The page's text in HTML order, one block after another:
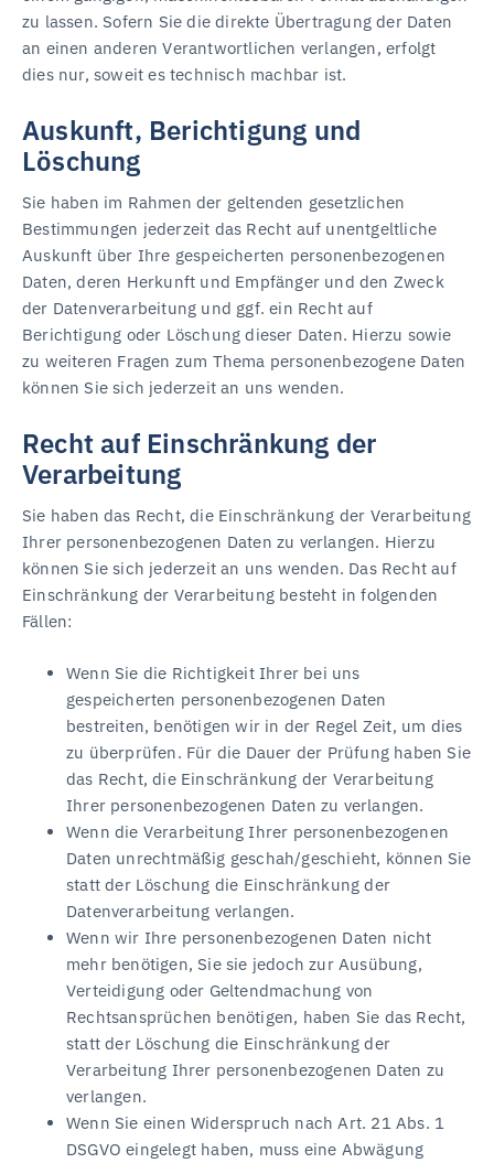
zu lassen. Sofern Sie die direkte Übertragung der Daten
an einen anderen Verantwortlichen verlangen, erfolgt
dies nur, soweit es technisch machbar ist.
Auskunft, Berichtigung und
Löschung
Sie haben im Rahmen der geltenden gesetzlichen
Bestimmungen jederzeit das Recht auf unentgeltliche
Auskunft über Ihre gespeicherten personenbezogenen
Daten, deren Herkunft und Empfänger und den Zweck
der Datenverarbeitung und ggf. ein Recht auf
Berichtigung oder Löschung dieser Daten. Hierzu sowie
zu weiteren Fragen zum Thema personenbezogene Daten
können Sie sich jederzeit an uns wenden.
Recht auf Einschränkung der
Verarbeitung
Sie haben das Recht, die Einschränkung der Verarbeitung
Ihrer personenbezogenen Daten zu verlangen. Hierzu
können Sie sich jederzeit an uns wenden. Das Recht auf
Einschränkung der Verarbeitung besteht in folgenden
Fällen:
Wenn Sie die Richtigkeit Ihrer bei uns
gespeicherten personenbezogenen Daten
bestreiten, benötigen wir in der Regel Zeit, um dies
zu überprüfen. Für die Dauer der Prüfung haben Sie
das Recht, die Einschränkung der Verarbeitung
Ihrer personenbezogenen Daten zu verlangen.
Wenn die Verarbeitung Ihrer personenbezogenen
Daten unrechtmäßig geschah/geschieht, können Sie
statt der Löschung die Einschränkung der
Datenverarbeitung verlangen.
Wenn wir Ihre personenbezogenen Daten nicht
mehr benötigen, Sie sie jedoch zur Ausübung,
Verteidigung oder Geltendmachung von
Rechtsansprüchen benötigen, haben Sie das Recht,
statt der Löschung die Einschränkung der
Verarbeitung Ihrer personenbezogenen Daten zu
verlangen.
Wenn Sie einen Widerspruch nach Art. 21 Abs. 1
DSGVO eingelegt haben, muss eine Abwägung